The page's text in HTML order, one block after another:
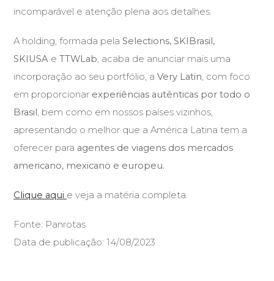
incomparável e atenção plena aos detalhes.
A holding, formada pela Selections, SKIBrasil,
SKIUSA e TTWLab, acaba de anunciar mais uma
incorporação ao seu portfólio, a Very Latin, com foco
em proporcionar experiências autênticas por todo o
Brasil, bem como em nossos países vizinhos,
apresentando o melhor que a América Latina tem a
oferecer para agentes de viagens dos mercados
americano, mexicano e europeu.
Clique aqui e veja a matéria completa.
Fonte: Panrotas
Data de publicação: 14/08/2023